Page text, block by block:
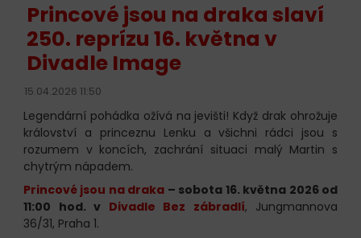
Princové jsou na draka slaví
250. reprízu 16. května v
Divadle Image
15.04.2026 11:50
Legendární pohádka ožívá na jevišti! Když drak ohrožuje
království a princeznu Lenku a všichni rádci jsou s
rozumem v koncích, zachrání situaci malý Martin s
chytrým nápadem.
Princové jsou na draka – sobota 16. května 2026 od
11:00 hod. v Divadle Bez zábradlí, Jungmannova
36/31, Praha 1.